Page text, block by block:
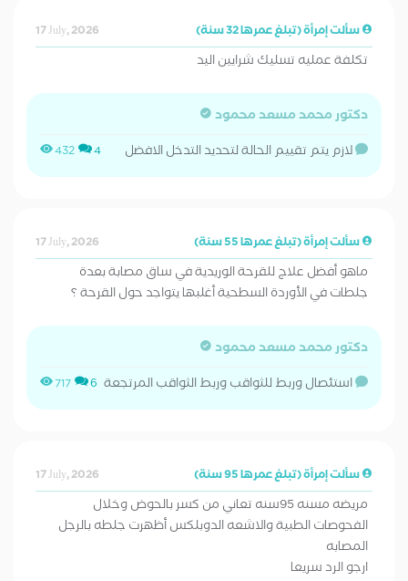
سألت إمرأة (تبلغ عمرها 32 سنة) 17 July, 2026
تكلفة عمليه تسليك شرايين اليد
دكتور محمد مسعد محمود
432 4 لازم يتم تقييم الحالة لتحديد التدخل الافضل
سألت إمرأة (تبلغ عمرها 55 سنة) 17 July, 2026
ماهو أفضل علاج للقرحة الوريدية في ساق مصابة بعدة
جلطات في الأوردة السطحية أغلبها يتواجد حول القرحة ؟
دكتور محمد مسعد محمود
717 6 استئصال وربط للثواقب وربط الثواقب المرتجعة
سألت إمرأة (تبلغ عمرها 95 سنة) 17 July, 2026
مريضه مسنه 95سنه تعاني من كسر بالحوض وخلال
الفحوصات الطبية والاشعه الدوبلكس أظهرت جلطه بالرجل
المصابه
ارجو الرد سريعا